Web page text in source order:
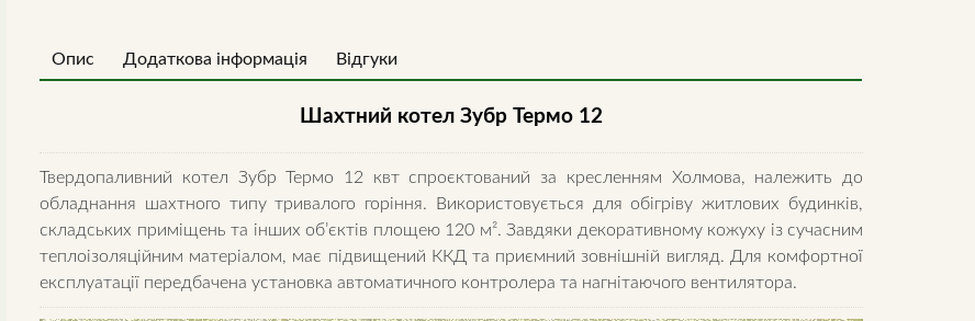
Опис Додаткова інформація Відгуки
Шахтний котел Зубр Термо 12
Твердопаливний котел Зубр Термо 12 квт спроєктований за кресленням Холмова, належить до
обладнання шахтного типу тривалого горіння. Використовується для обігріву житлових будинків,
складських приміщень та інших об’єктів площею 120 м². Завдяки декоративному кожуху із сучасним
теплоізоляційним матеріалом, має підвищений ККД та приємний зовнішній вигляд. Для комфортної
експлуатації передбачена установка автоматичного контролера та нагнітаючого вентилятора.